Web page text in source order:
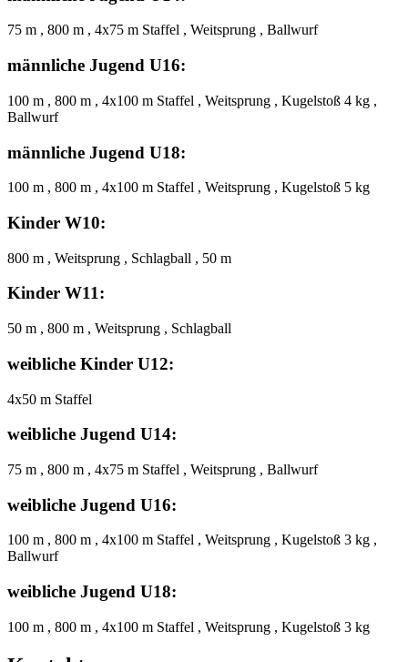
75 m , 800 m , 4x75 m Staffel , Weitsprung , Ballwurf
männliche Jugend U16:
100 m , 800 m , 4x100 m Staffel , Weitsprung , Kugelstoß 4 kg ,
Ballwurf
männliche Jugend U18:
100 m , 800 m , 4x100 m Staffel , Weitsprung , Kugelstoß 5 kg
Kinder W10:
800 m , Weitsprung , Schlagball , 50 m
Kinder W11:
50 m , 800 m , Weitsprung , Schlagball
weibliche Kinder U12:
4x50 m Staffel
weibliche Jugend U14:
75 m , 800 m , 4x75 m Staffel , Weitsprung , Ballwurf
weibliche Jugend U16:
100 m , 800 m , 4x100 m Staffel , Weitsprung , Kugelstoß 3 kg ,
Ballwurf
weibliche Jugend U18:
100 m , 800 m , 4x100 m Staffel , Weitsprung , Kugelstoß 3 kg